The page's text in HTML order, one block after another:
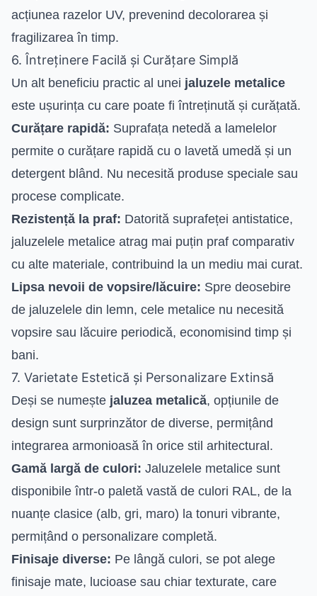
acțiunea razelor UV, prevenind decolorarea și
fragilizarea în timp.
6. Întreținere Facilă și Curățare Simplă
Un alt beneficiu practic al unei jaluzele metalice
este ușurința cu care poate fi întreținută și curățată.
Curățare rapidă: Suprafața netedă a lamelelor
permite o curățare rapidă cu o lavetă umedă și un
detergent blând. Nu necesită produse speciale sau
procese complicate.
Rezistență la praf: Datorită suprafeței antistatice,
jaluzelele metalice atrag mai puțin praf comparativ
cu alte materiale, contribuind la un mediu mai curat.
Lipsa nevoii de vopsire/lăcuire: Spre deosebire
de jaluzelele din lemn, cele metalice nu necesită
vopsire sau lăcuire periodică, economisind timp și
bani.
7. Varietate Estetică și Personalizare Extinsă
Deși se numește jaluzea metalică, opțiunile de
design sunt surprinzător de diverse, permițând
integrarea armonioasă în orice stil arhitectural.
Gamă largă de culori: Jaluzelele metalice sunt
disponibile într-o paletă vastă de culori RAL, de la
nuanțe clasice (alb, gri, maro) la tonuri vibrante,
permițând o personalizare completă.
Finisaje diverse: Pe lângă culori, se pot alege
finisaje mate, lucioase sau chiar texturate, care